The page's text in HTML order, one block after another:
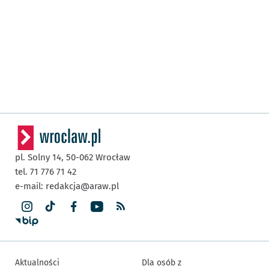
pl. Solny 14, 50-062 Wrocław
tel. 71 776 71 42
e-mail: redakcja@araw.pl
Aktualności
Dla osób z